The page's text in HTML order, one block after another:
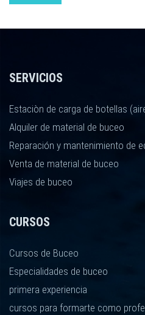
SERVICIOS
Estaciòn de carga de botellas
Alquiler de material de buceo
Reparación y mantenimiento de
Venta de material de buceo
Viajes de buceo
CURSOS
Cursos de Buceo
Especialidades de buceo
primera experiencia
cursos para formarte como